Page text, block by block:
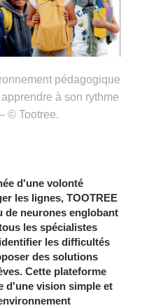
pédagogique
à son rythme
© Tootree.
d'une volonté
les lignes, TOOTREE
de neurones englobant
les spécialistes
les difficultés
des solutions
Cette plateforme
d'une vision simple et